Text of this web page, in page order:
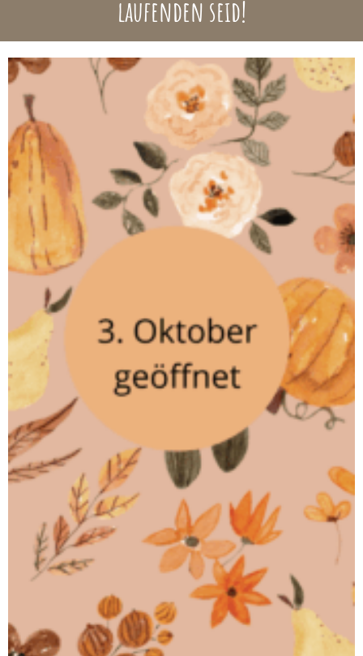
laufenden seid!